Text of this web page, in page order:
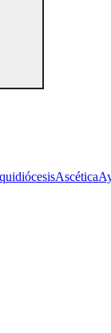
Ascética